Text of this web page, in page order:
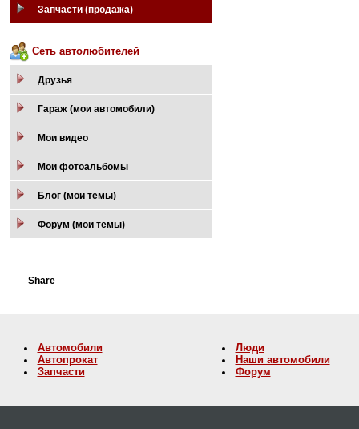
Запчасти (продажа)
Сеть автолюбителей
Друзья
Гараж (мои автомобили)
Мои видео
Мои фотоальбомы
Блог (мои темы)
Форум (мои темы)
Share
Автомобили
Автопрокат
Запчасти
Люди
Наши автомобили
Форум